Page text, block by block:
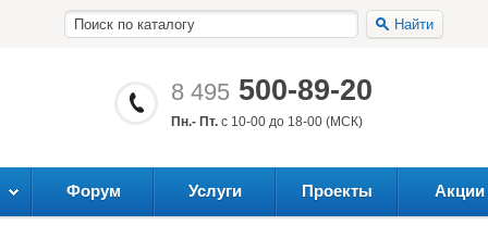
Найти
8 495 500-89-20
Пн.- Пт. с 10-00 до 18-00 (МСК)
Форум Услуги Проекты Акции